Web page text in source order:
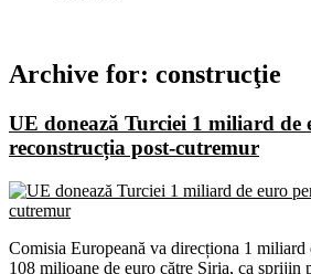
Archive for: construcţie
UE donează Turciei 1 miliard de
reconstrucția post-cutremur
Comisia Europeană va direcționa 1 miliard
108 milioane de euro către Siria, ca sprijin